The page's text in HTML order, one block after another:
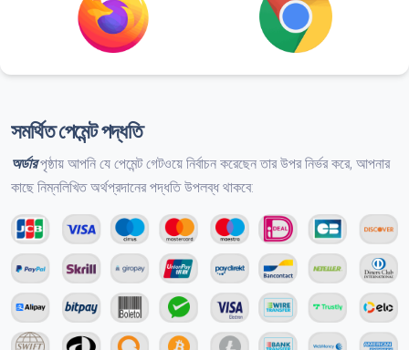
সমর্থিত পেমেন্ট পদ্ধতি
অর্ডারপৃষ্ঠায় আপনি যে পেমেন্ট গেটওয়ে নির্বাচন করেছেন তার উপর নির্ভর করে, আপনার
কাছে নিম্নলিখিত অর্থপ্রদানের পদ্ধতি উপলব্ধ থাকবে: